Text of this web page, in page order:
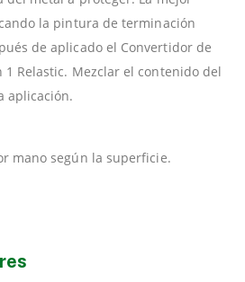
la pintura de terminación
de aplicado el Convertidor de
Relastic. Mezclar el contenido del
aplicación.
mano según la superficie.